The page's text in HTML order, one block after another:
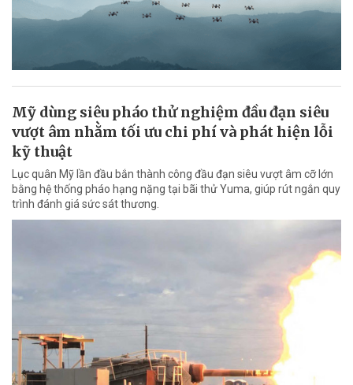
Mỹ dùng siêu pháo thử nghiệm đầu đạn siêu
vượt âm nhằm tối ưu chi phí và phát hiện lỗi
kỹ thuật
Lục quân Mỹ lần đầu bắn thành công đầu đạn siêu vượt âm cỡ lớn
bằng hệ thống pháo hạng nặng tại bãi thử Yuma, giúp rút ngắn quy
trình đánh giá sức sát thương.